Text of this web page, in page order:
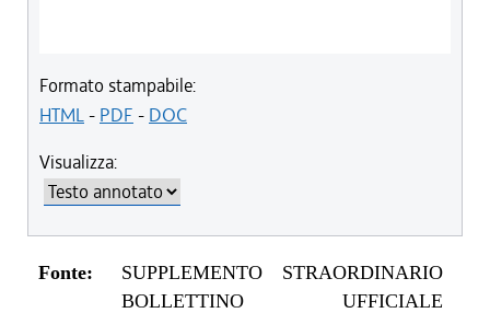
Formato stampabile:
HTML- PDF - DOC
Visualizza:
Fonte:
SUPPLEMENTO STRAORDINARIO
BOLLETTINO UFFICIALE